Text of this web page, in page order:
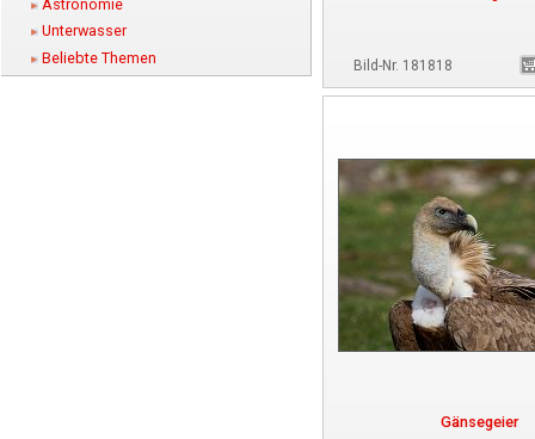
Astronomie
Unterwasser
Beliebte Themen
Bild-Nr. 181818
Gänsegeier